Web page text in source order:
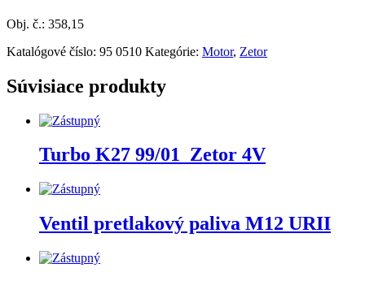
Obj. č.: 358,15
Katalógové číslo: 95 0510 Kategórie: Motor, Zetor
Súvisiace produkty
Turbo K27 99/01_Zetor 4V
Ventil pretlakový paliva M12 URII